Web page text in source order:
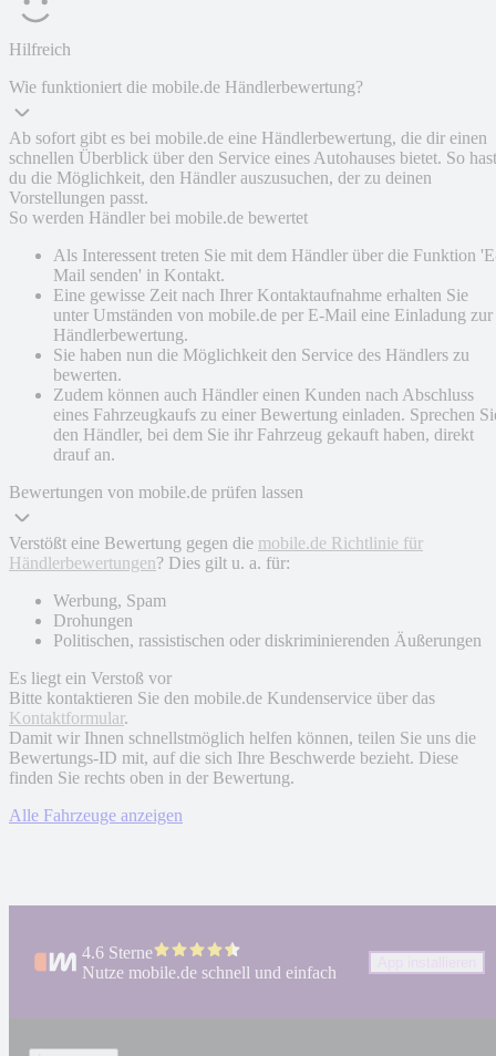
Hilfreich
Wie funktioniert die mobile.de Händlerbewertung?
Ab sofort gibt es bei mobile.de eine Händlerbewertung, die dir einen
schnellen Überblick über den Service eines Autohauses bietet. So hast
du die Möglichkeit, den Händler auszusuchen, der zu deinen
Vorstellungen passt.
So werden Händler bei mobile.de bewertet
Als Interessent treten Sie mit dem Händler über die Funktion
Mail senden' in Kontakt.
Eine gewisse Zeit nach Ihrer Kontaktaufnahme erhalten Sie
unter Umständen von mobile.de per E-Mail eine Einladung zur
Händlerbewertung.
Sie haben nun die Möglichkeit den Service des Händlers zu
bewerten.
Zudem können auch Händler einen Kunden nach Abschluss
eines Fahrzeugkaufs zu einer Bewertung einladen. Sprechen
den Händler, bei dem Sie ihr Fahrzeug gekauft haben, direkt
drauf an.
Bewertungen von mobile.de prüfen lassen
Verstößt eine Bewertung gegen die mobile.de Richtlinie für
Händlerbewertungen? Dies gilt u. a. für:
Werbung, Spam
Drohungen
Politischen, rassistischen oder diskriminierenden Äußerungen
Es liegt ein Verstoß vor
Bitte kontaktieren Sie den mobile.de Kundenservice über das
Kontaktformular.
Damit wir Ihnen schnellstmöglich helfen können, teilen Sie uns die
Bewertungs-ID mit, auf die sich Ihre Beschwerde bezieht. Diese
finden Sie rechts oben in der Bewertung.
Alle Fahrzeuge anzeigen
4.6 Sterne
Nutze mobile.de schnell und einfach